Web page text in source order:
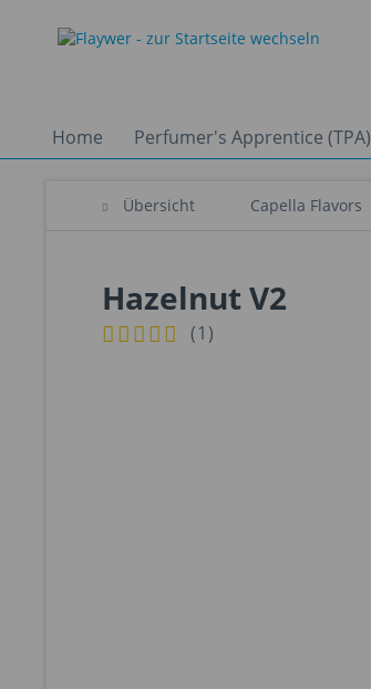
Home Perfumer's Apprentice (TPA)
Übersicht Capella Flavors
Hazelnut V2
(1 )